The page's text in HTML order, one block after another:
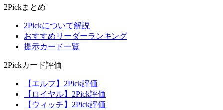
2Pickまとめ
2Pickについて解説
おすすめリーダーランキング
提示カード一覧
2Pickカード評価
【エルフ】2Pick評価
【ロイヤル】2Pick評価
【ウィッチ】2Pick評価